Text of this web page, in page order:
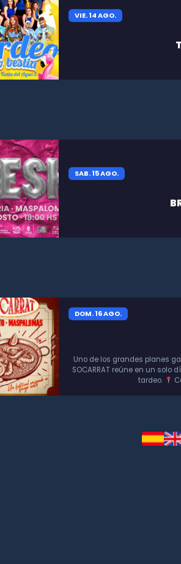
VIE. 14 AGO.
SAB. 15 AGO.
DOM. 16 AGO.
Uno de los grandes planes
SOCARRAT reúne en un solo
tardeo.